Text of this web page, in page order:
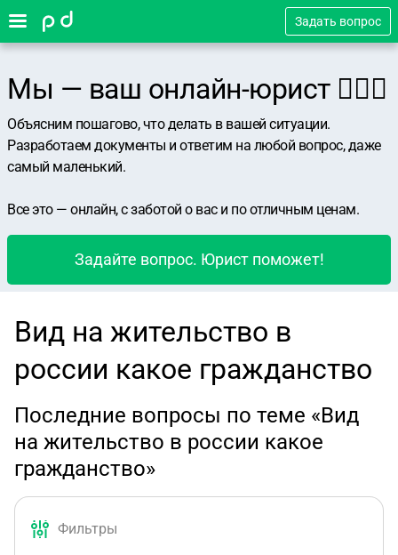
Задать вопрос
Мы — ваш онлайн-юрист 👨🏻‍⚖️
Объясним пошагово, что делать в вашей ситуации.
Разработаем документы и ответим на любой вопрос, даже
самый маленький.
Все это — онлайн, с заботой о вас и по отличным ценам.
Задайте вопрос. Юрист поможет!
Вид на жительство в
россии какое гражданство
Последние вопросы по теме «Вид
на жительство в россии какое
гражданство»
Фильтры